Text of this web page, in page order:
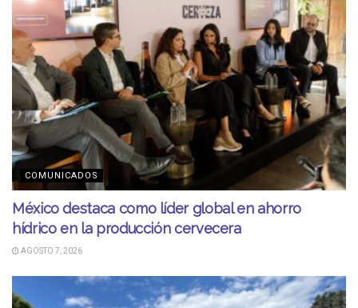
COMUNICADOS
México destaca como líder global en ahorro
hídrico en la producción cervecera
AGOSTO 7, 2026